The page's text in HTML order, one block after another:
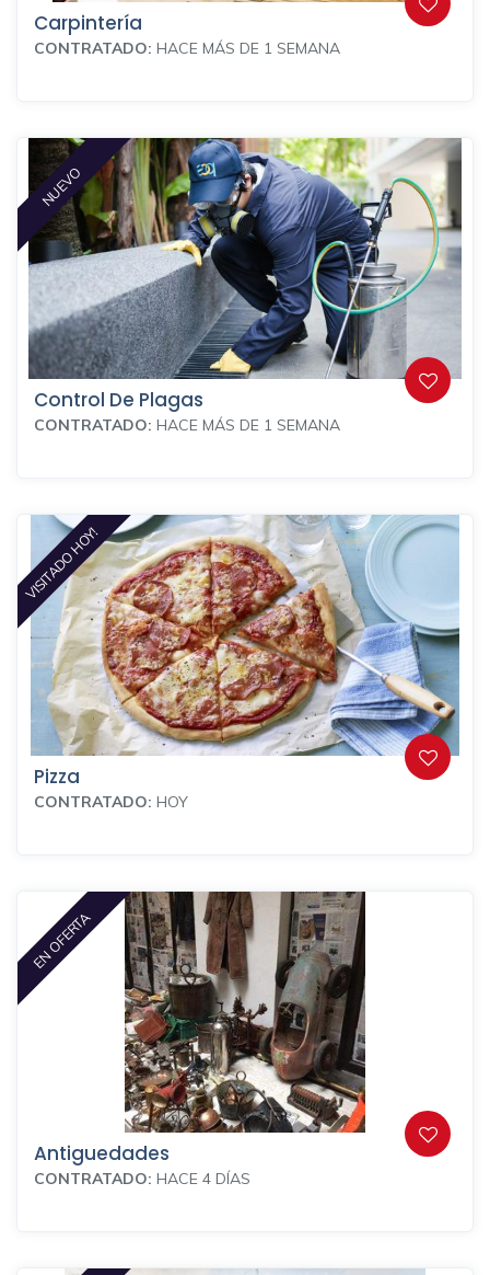
Carpintería
CONTRATADO: HACE MÁS DE 1 SEMANA
NUEVO
Control De Plagas
CONTRATADO: HACE MÁS DE 1 SEMANA
VISITADO HOY!
Pizza
CONTRATADO: HOY
EN OFERTA
Antiguedades
CONTRATADO: HACE 4 DÍAS